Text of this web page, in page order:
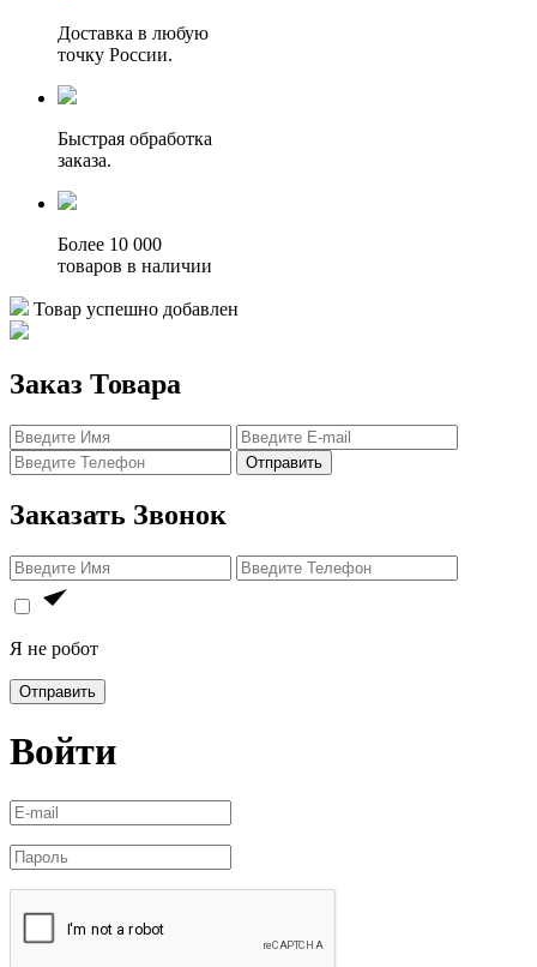
Доставка в любую
точку России.
Быстрая обработка
заказа.
Более 10 000
товаров в наличии
Товар успешно добавлен
Заказ Товара
Отправить
Заказать Звонок
Я не робот
Отправить
Войти